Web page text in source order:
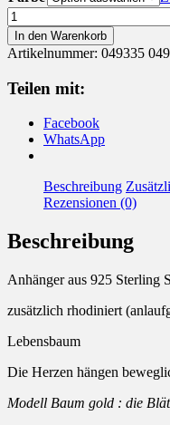
Anhänger
925
Silber
Lebensbaum
vergoldet
Menge
In den Warenkorb
Artikelnummer: 049335
Teilen mit:
Facebook
WhatsApp
Beschreibung
Rezensionen (0)
Beschreibung
Anhänger aus 925 Sterling
zusätzlich rhodiniert
Lebensbaum
Die Herzen hängen
Modell Baum gold : die